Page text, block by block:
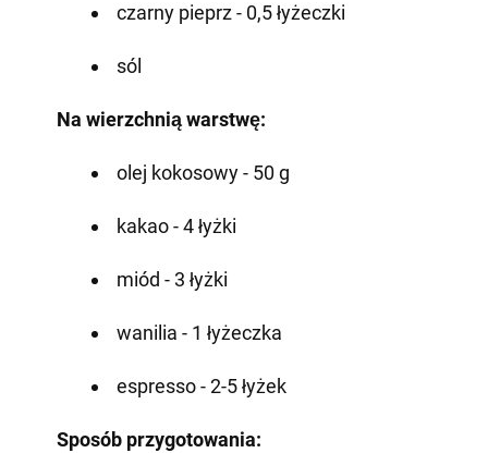
czarny pieprz - 0,5 łyżeczki
sól
Na wierzchnią warstwę:
olej kokosowy - 50 g
kakao - 4 łyżki
miód - 3 łyżki
wanilia - 1 łyżeczka
espresso - 2-5 łyżek
Sposób przygotowania: